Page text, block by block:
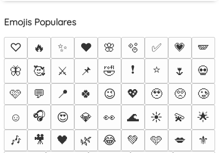
Emojis Populares
♡ 🔥 ✨ ❤️ 🌸 🫧 ✅ 💗
🪽
🦋
🥰 ⚔️ 📌 🤣 ❗ ⭐ 🌷
💀
🩷
💬 📍 🍀 😉 💖 🥹 🥺
🥲
☺️
🎧 😍 💎 👀 🌊 ☀️ 💫
🌟
🎶
🎥 🖤 🌿 😂 💚 🩵 💋
⚜️